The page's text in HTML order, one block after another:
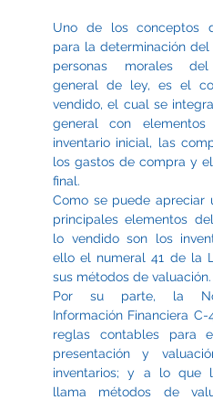
Uno de los conceptos
para la determinación del
personas morales
general de ley, es el
vendido, el cual se
general con
inventario inicial, las
los gastos de compra y
final.
Como se puede apreciar
principales elementos
lo vendido son los
ello el numeral 41 de la
sus métodos de valuación.
Por su parte, la
Información Financiera
reglas contables para
presentación y
inventarios; y a lo que
llama métodos de